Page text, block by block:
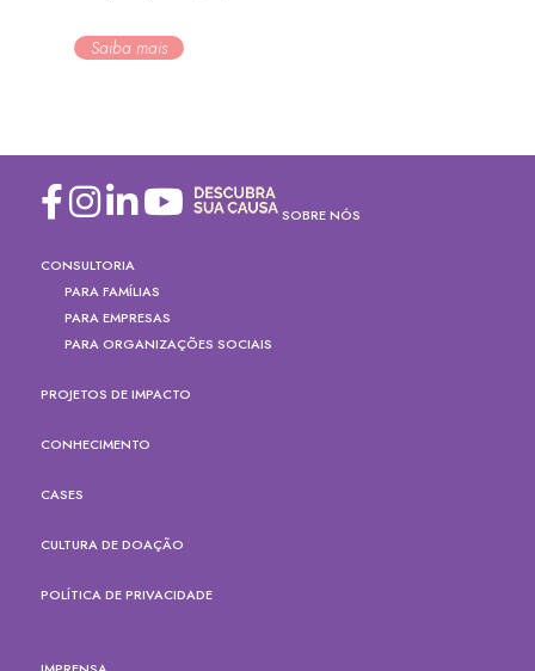
Saiba mais
SOBRE NÓS
CONSULTORIA
PARA FAMÍLIAS
PARA EMPRESAS
PARA ORGANIZAÇÕES SOCIAIS
PROJETOS DE IMPACTO
CONHECIMENTO
CASES
CULTURA DE DOAÇÃO
POLÍTICA DE PRIVACIDADE